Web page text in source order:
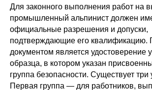
Для законного выполнения работ на
промышленный альпинист должен
официальные разрешения и допуски,
подтверждающие его квалификацию.
документом является удостоверение
образца, в котором указан
группа безопасности. Существует три
Первая группа — для работников,